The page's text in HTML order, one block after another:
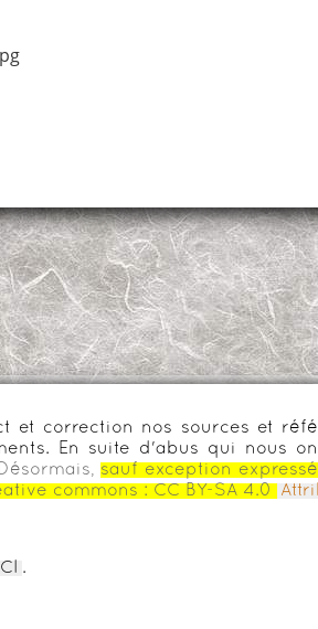
et correction nos sources et
En suite d'abus qui nous
Désormais, sauf exception
commons : CC BY-SA 4.0
.